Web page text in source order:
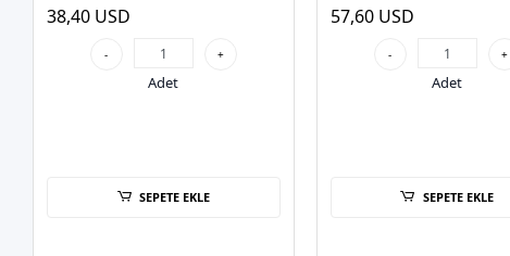
38,40 USD
- +
Adet
SEPETE EKLE
57,60 USD
- +
Adet
SEPETE EKLE